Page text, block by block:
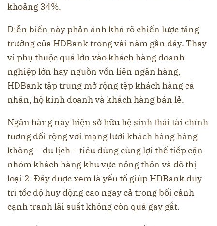
khoảng 34%.
Diễn biến này phản ánh khá rõ chiến lược tăng
trưởng của HDBank trong vài năm gần đây. Thay
vì phụ thuộc quá lớn vào khách hàng doanh
nghiệp lớn hay nguồn vốn liên ngân hàng,
HDBank tập trung mở rộng tệp khách hàng cá
nhân, hộ kinh doanh và khách hàng bán lẻ.
Ngân hàng này hiện sở hữu hệ sinh thái tài chính
tương đối rộng với mạng lưới khách hàng hàng
không – du lịch – tiêu dùng cùng lợi thế tiếp cận
nhóm khách hàng khu vực nông thôn và đô thị
loại 2. Đây được xem là yếu tố giúp HDBank duy
trì tốc độ huy động cao ngay cả trong bối cảnh
cạnh tranh lãi suất không còn quá gay gắt.